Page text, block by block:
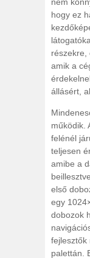
nem
hogy ez
részekre,
amik a
állásért,
működik.
felénél
teljesen
amibe a
első
egy
dobozok
fejlesztők
palettán.